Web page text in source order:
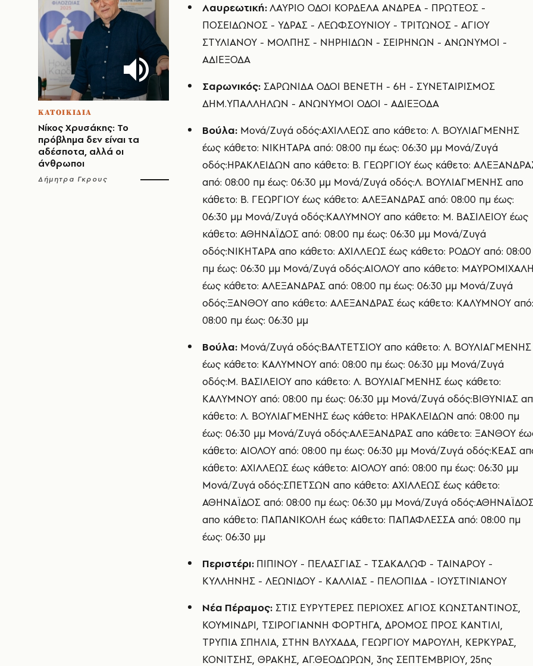
ΚΑΤΟΙΚΙΔΙΑ
Νίκος Χρυσάκης: Το
πρόβλημα δεν είναι τα
αδέσποτα, αλλά οι
άνθρωποι
Δήμητρα Γκρους
Λαυρεωτική:ΛΑΥΡΙΟ ΟΔΟΙ ΚΟΡΔΕΛΑ ΑΝΔΡΕΑ - ΠΡΩΤΕΟΣ -
ΠΟΣΕΙΔΩΝΟΣ - ΥΔΡΑΣ - ΛΕΩΦ.ΣΟΥΝΙΟΥ - ΤΡΙΤΩΝΟΣ - ΑΓΙΟΥ
ΣΤΥΛΙΑΝΟΥ - ΜΟΛΠΗΣ - ΝΗΡΗΙΔΩΝ - ΣΕΙΡΗΝΩΝ - ΑΝΩΝΥΜΟΙ -
ΑΔΙΕΞΟΔΑ
Σαρωνικός: ΣΑΡΩΝΙΔΑ ΟΔΟΙ ΒΕΝΕΤΗ - 6Η - ΣΥΝΕΤΑΙΡΙΣΜΟΣ
ΔΗΜ.ΥΠΑΛΛΗΛΩΝ - ΑΝΩΝΥΜΟΙ ΟΔΟΙ - ΑΔΙΕΞΟΔΑ
Βούλα: Μονά/Ζυγά οδός:ΑΧΙΛΛΕΩΣ απο κάθετο: Λ. ΒΟΥΛΙΑΓΜΕΝΗΣ
έως κάθετο: ΝΙΚΗΤΑΡΑ από: 08:00 πμ έως: 06:30 μμ Μονά/Ζυγά
οδός:ΗΡΑΚΛΕΙΔΩΝ απο κάθετο: Β. ΓΕΩΡΓΙΟΥ έως κάθετο:
από: 08:00 πμ έως: 06:30 μμ Μονά/Ζυγά οδός:Λ. ΒΟΥΛΙΑΓΜΕΝΗΣ απο
κάθετο: Β. ΓΕΩΡΓΙΟΥ έως κάθετο: ΑΛΕΞΑΝΔΡΑΣ από: 08:00 πμ έως:
06:30 μμ Μονά/Ζυγά οδός:ΚΑΛΥΜΝΟΥ απο κάθετο: Μ. ΒΑΣΙΛΕΙΟΥ έως
κάθετο: ΑΘΗΝΑΪΔΟΣ από: 08:00 πμ έως: 06:30 μμ Μονά/Ζυγά
οδός:ΝΙΚΗΤΑΡΑ απο κάθετο: ΑΧΙΛΛΕΩΣ έως κάθετο: ΡΟΔΟΥ από: 08:00
πμ έως: 06:30 μμ Μονά/Ζυγά οδός:ΑΙΟΛΟΥ απο κάθετο:
έως κάθετο: ΑΛΕΞΑΝΔΡΑΣ από: 08:00 πμ έως: 06:30 μμ Μονά/Ζυγά
οδός:ΞΑΝΘΟΥ απο κάθετο: ΑΛΕΞΑΝΔΡΑΣ έως κάθετο: ΚΑΛΥΜΝΟΥ από:
08:00 πμ έως: 06:30 μμ
Βούλα: Μονά/Ζυγά οδός:ΒΑΛΤΕΤΣΙΟΥ απο κάθετο: Λ. ΒΟΥΛΙΑΓΜΕΝΗΣ
έως κάθετο: ΚΑΛΥΜΝΟΥ από: 08:00 πμ έως: 06:30 μμ Μονά/Ζυγά
οδός:Μ. ΒΑΣΙΛΕΙΟΥ απο κάθετο: Λ. ΒΟΥΛΙΑΓΜΕΝΗΣ έως κάθετο:
ΚΑΛΥΜΝΟΥ από: 08:00 πμ έως: 06:30 μμ Μονά/Ζυγά οδός:ΒΙΘΥΝΙΑΣ
κάθετο: Λ. ΒΟΥΛΙΑΓΜΕΝΗΣ έως κάθετο: ΗΡΑΚΛΕΙΔΩΝ από: 08:00 πμ
έως: 06:30 μμ Μονά/Ζυγά οδός:ΑΛΕΞΑΝΔΡΑΣ απο κάθετο: ΞΑΝΘΟΥ
κάθετο: ΑΙΟΛΟΥ από: 08:00 πμ έως: 06:30 μμ Μονά/Ζυγά οδός:ΚΕΑΣ
κάθετο: ΑΧΙΛΛΕΩΣ έως κάθετο: ΑΙΟΛΟΥ από: 08:00 πμ έως: 06:30 μμ
Μονά/Ζυγά οδός:ΣΠΕΤΣΩΝ απο κάθετο: ΑΧΙΛΛΕΩΣ έως κάθετο:
ΑΘΗΝΑΪΔΟΣ από: 08:00 πμ έως: 06:30 μμ Μονά/Ζυγά
απο κάθετο: ΠΑΠΑΝΙΚΟΛΗ έως κάθετο: ΠΑΠΑΦΛΕΣΣΑ από: 08:00 πμ
έως: 06:30 μμ
Περιστέρι: ΠΙΠΙΝΟΥ - ΠΕΛΑΣΓΙΑΣ - ΤΣΑΚΑΛΩΦ - ΤΑΙΝΑΡΟΥ -
ΚΥΛΛΗΝΗΣ - ΛΕΩΝΙΔΟΥ - ΚΑΛΛΙΑΣ - ΠΕΛΟΠΙΔΑ - ΙΟΥΣΤΙΝΙΑΝΟΥ
Νέα Πέραμος: ΣΤΙΣ ΕΥΡΥΤΕΡΕΣ ΠΕΡΙΟΧΕΣ ΑΓΙΟΣ ΚΩΝΣΤΑΝΤΙΝΟΣ,
ΚΟΥΜΙΝΔΡΙ, ΤΣΙΡΟΓΙΑΝΝΗ ΦΟΡΤΗΓΑ, ΔΡΟΜΟΣ ΠΡΟΣ ΚΑΝΤΙΛΙ,
ΤΡΥΠΙΑ ΣΠΗΛΙΑ, ΣΤΗΝ ΒΛΥΧΑΔΑ, ΓΕΩΡΓΙΟΥ ΜΑΡΟΥΛΗ, ΚΕΡΚΥΡΑΣ,
ΚΟΝΙΤΣΗΣ, ΘΡΑΚΗΣ, ΑΓ.ΘΕΟΔΩΡΩΝ, 3ης ΣΕΠΤΕΜΒΡΙΟΥ, 25ης